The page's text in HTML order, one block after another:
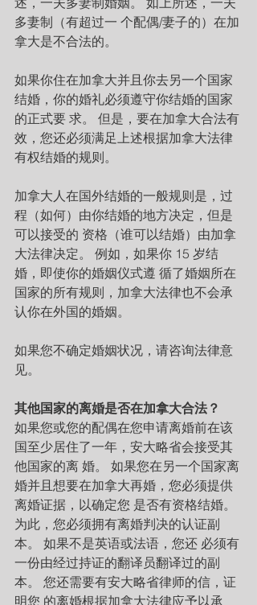
多妻制（有超过一 个配偶/妻子的）在加
拿大是不合法的。
如果你住在加拿大并且你去另一个国家
结婚，你的婚礼必须遵守你结婚的国家
的正式要 求。 但是，要在加拿大合法有
效，您还必须满足上述根据加拿大法律
有权结婚的规则。
加拿大人在国外结婚的一般规则是，过
程（如何）由你结婚的地方决定，但是
可以接受的 资格（谁可以结婚）由加拿
大法律决定。 例如，如果你 15 岁结
婚，即使你的婚姻仪式遵 循了婚姻所在
国家的所有规则，加拿大法律也不会承
认你在外国的婚姻。
如果您不确定婚姻状况，请咨询法律意
见。
其他国家的离婚是否在加拿大合法？
如果您或您的配偶在您申请离婚前在该
国至少居住了一年，安大略省会接受其
他国家的离 婚。 如果您在另一个国家离
婚并且想要在加拿大再婚，您必须提供
离婚证据，以确定您 是否有资格结婚。
为此，您必须拥有离婚判决的认证副
本。 如果不是英语或法语，您还 必须有
一份由经过持证的翻译员翻译过的副
本。 您还需要有安大略省律师的信，证
明您 的离婚根据加拿大法律应予以承